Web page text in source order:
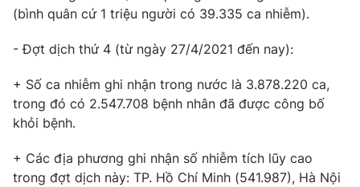
(bình quân cứ 1 triệu người có 39.335 ca nhiễm).
- Đợt dịch thứ 4 (từ ngày 27/4/2021 đến nay):
+ Số ca nhiễm ghi nhận trong nước là 3.878.220 ca,
trong đó có 2.547.708 bệnh nhân đã được công bố
khỏi bệnh.
+ Các địa phương ghi nhận số nhiễm tích lũy cao
trong đợt dịch này: TP. Hồ Chí Minh (541.987), Hà Nội